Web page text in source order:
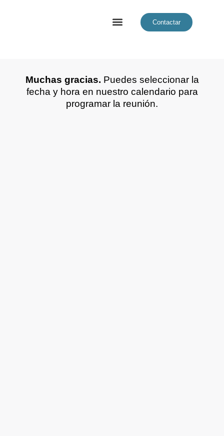
Contactar
Muchas gracias. Puedes seleccionar la
fecha y hora en nuestro calendario para
programar la reunión.